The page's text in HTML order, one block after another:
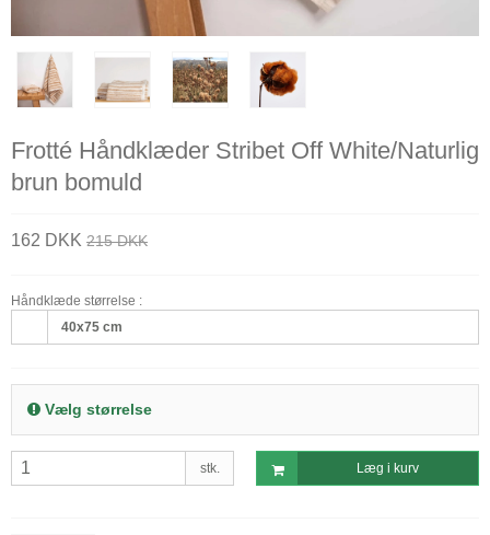
Frotté Håndklæder Stribet Off White/Naturlig
brun bomuld
162 DKK 215 DKK
Håndklæde størrelse :
40x75 cm
Vælg størrelse
stk. Læg i kurv